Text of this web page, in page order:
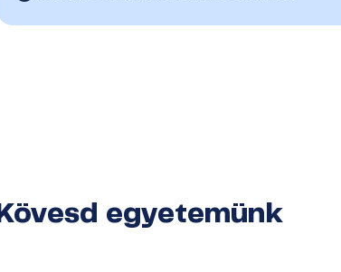
Kövesd egyetemünk